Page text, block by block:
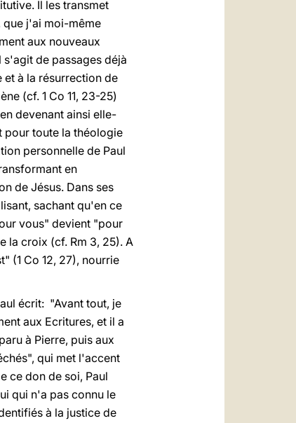
Il les transmet
que j'ai moi-même
aux nouveaux
de passages déjà
à la résurrection de
(cf. 1 Co 11, 23-25)
devenant ainsi elle-
pour toute la théologie
personnelle de Paul
en
de Jésus. Dans ses
sachant qu'en ce
vous" devient "pour
la croix (cf. Rm 3, 25). A
(1 Co 12, 27), nourrie
écrit: "Avant tout, je
aux Ecritures, et il a
à Pierre, puis aux
qui met l'accent
ce don de soi, Paul
qui n'a pas connu le
à la justice de